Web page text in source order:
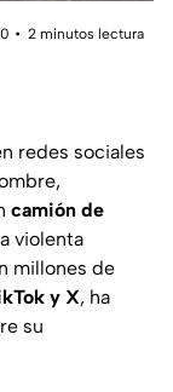
2 minutos lectura
redes sociales
camión de
violenta
millones de
y X, ha
su